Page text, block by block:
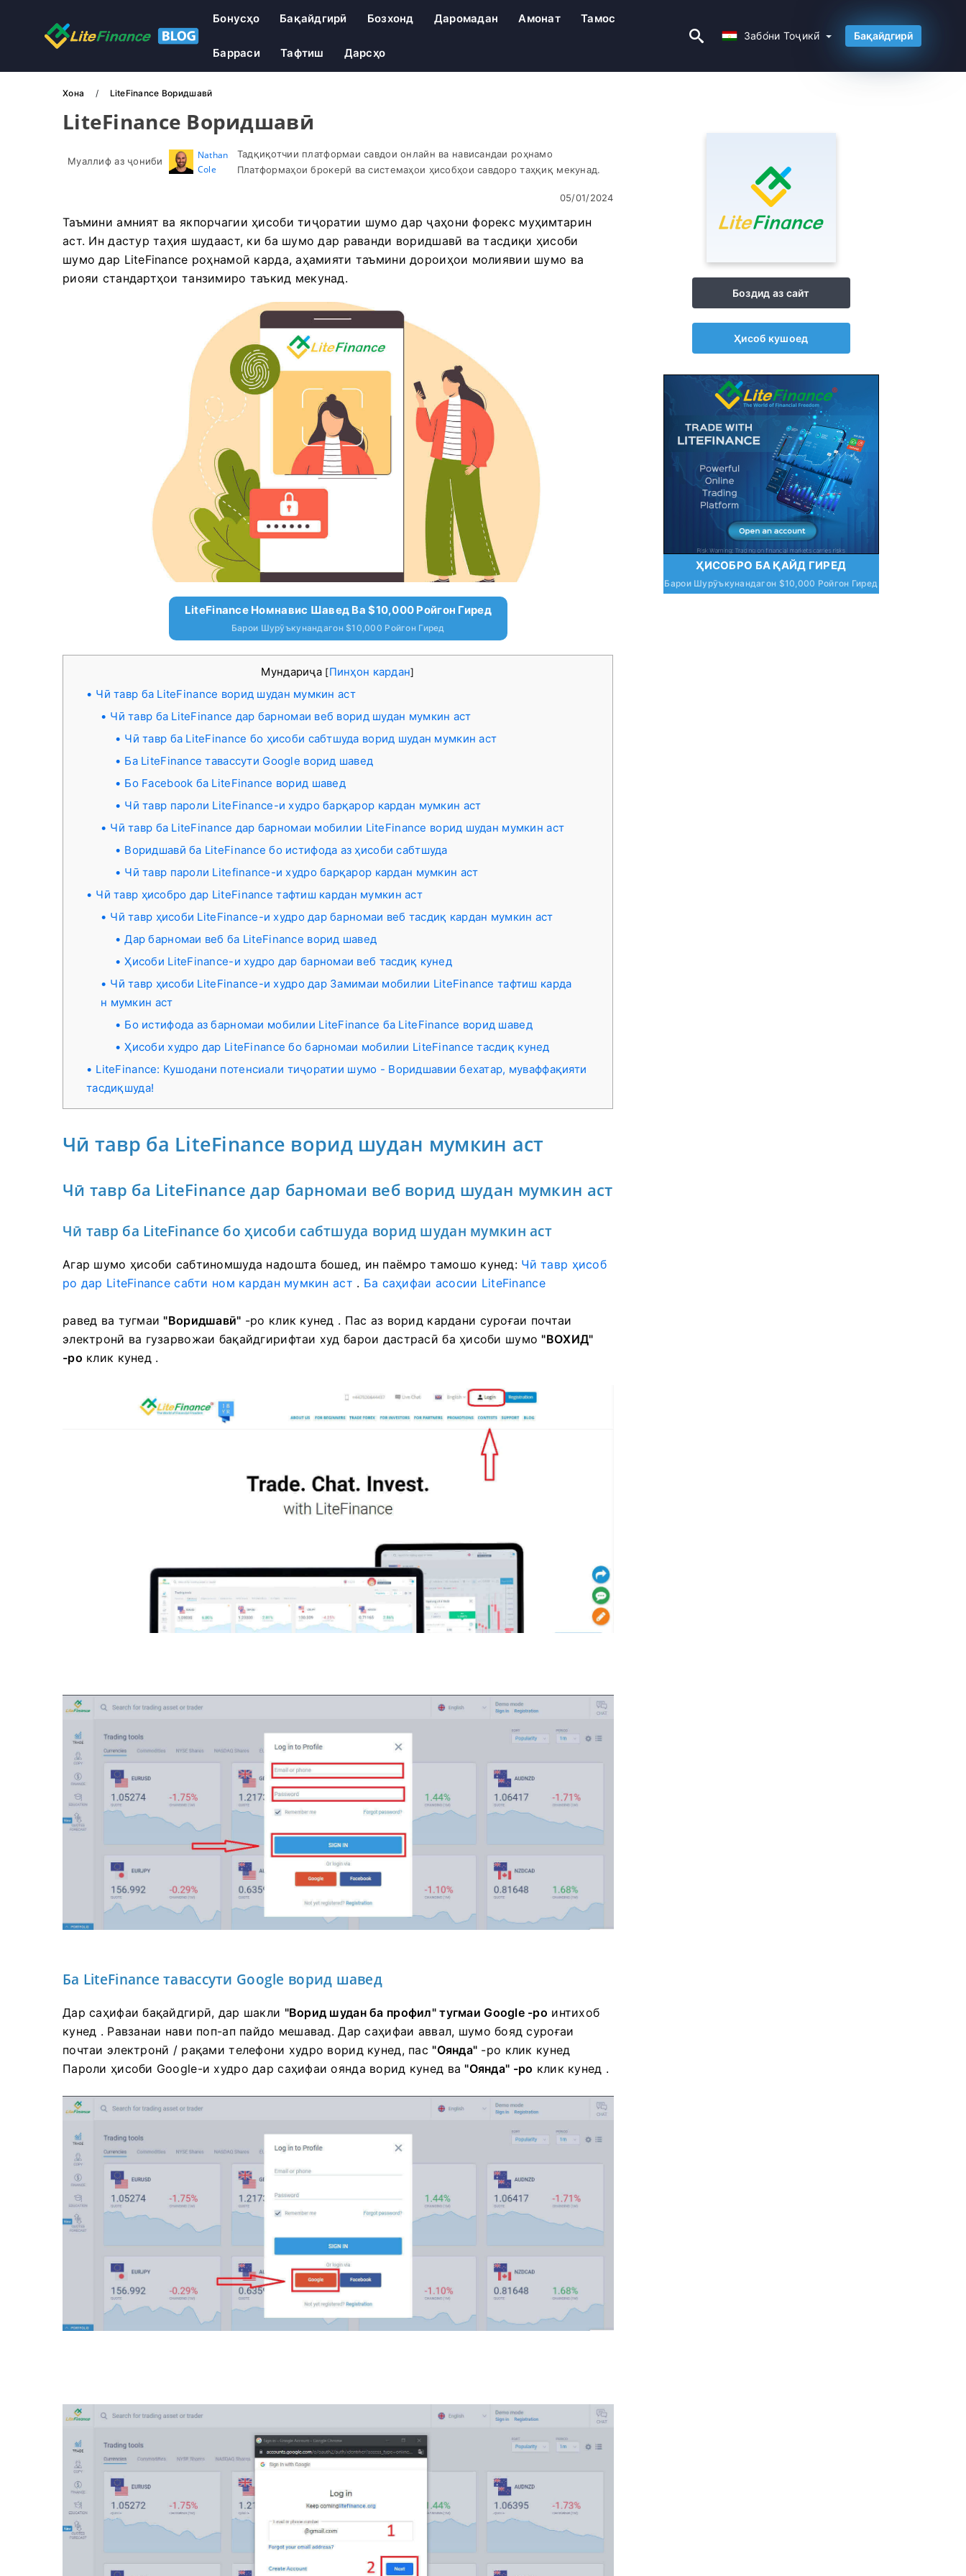
Бонусҳо Бақайдгирӣ Бозхонд Даромадан Амонат Тамос
Барраси Тафтиш Дарсҳо
Забо́ни Тоҷикӣ́ Бақайдгирӣ
Хона LiteFinance Воридшавӣ
LiteFinance Воридшавӣ
Муаллиф аз ҷониби
Nathan
Cole
Тадқиқотчии платформаи савдои онлайн ва нависандаи роҳнамо
Платформаҳои брокерӣ ва системаҳои ҳисобҳои савдоро таҳқиқ мекунад.
05/01/2024
Таъмини амният ва якпорчагии ҳисоби тиҷоратии шумо дар ҷаҳони форекс муҳимтарин
аст. Ин дастур таҳия шудааст, ки ба шумо дар раванди воридшавӣ ва тасдиқи ҳисоби
шумо дар LiteFinance роҳнамоӣ карда, аҳамияти таъмини дороиҳои молиявии шумо ва
риояи стандартҳои танзимиро таъкид мекунад.
LiteFinance Номнавис Шавед Ва $10,000 Ройгон Гиред
Барои Шурӯъкунандагон $10,000 Ройгон Гиред
Мундариҷа [Пинҳон кардан]
Чӣ тавр ба LiteFinance ворид шудан мумкин аст
Чӣ тавр ба LiteFinance дар барномаи веб ворид шудан мумкин аст
Чӣ тавр ба LiteFinance бо ҳисоби сабтшуда ворид шудан мумкин аст
Ба LiteFinance тавассути Google ворид шавед
Бо Facebook ба LiteFinance ворид шавед
Чӣ тавр пароли LiteFinance-и худро барқарор кардан мумкин аст
Чӣ тавр ба LiteFinance дар барномаи мобилии LiteFinance ворид шудан мумкин аст
Воридшавӣ ба LiteFinance бо истифода аз ҳисоби сабтшуда
Чӣ тавр пароли Litefinance-и худро барқарор кардан мумкин аст
Чӣ тавр ҳисобро дар LiteFinance тафтиш кардан мумкин аст
Чӣ тавр ҳисоби LiteFinance-и худро дар барномаи веб тасдиқ кардан мумкин аст
Дар барномаи веб ба LiteFinance ворид шавед
Ҳисоби LiteFinance-и худро дар барномаи веб тасдиқ кунед
Чӣ тавр ҳисоби LiteFinance-и худро дар Замимаи мобилии LiteFinance тафтиш карда
н мумкин аст
Бо истифода аз барномаи мобилии LiteFinance ба LiteFinance ворид шавед
Ҳисоби худро дар LiteFinance бо барномаи мобилии LiteFinance тасдиқ кунед
LiteFinance: Кушодани потенсиали тиҷоратии шумо - Воридшавии бехатар, муваффақияти
тасдиқшуда!
Чӣ тавр ба LiteFinance ворид шудан мумкин аст
Чӣ тавр ба LiteFinance дар барномаи веб ворид шудан мумкин аст
Чӣ тавр ба LiteFinance бо ҳисоби сабтшуда ворид шудан мумкин аст
Агар шумо ҳисоби сабтиномшуда надошта бошед, ин паёмро тамошо кунед: Чӣ тавр ҳисоб
ро дар LiteFinance сабти ном кардан мумкин аст . Ба саҳифаи асосии LiteFinance
равед ва тугмаи "Воридшавӣ" -ро клик кунед . Пас аз ворид кардани суроғаи почтаи
электронӣ ва гузарвожаи бақайдгирифтаи худ барои дастрасӣ ба ҳисоби шумо "ВОХИД"
-ро клик кунед .
Ба LiteFinance тавассути Google ворид шавед
Дар саҳифаи бақайдгирӣ, дар шакли "Ворид шудан ба профил"тугмаи Google -ро интихоб
кунед . Равзанаи нави поп-ап пайдо мешавад.Дар саҳифаи аввал, шумо бояд суроғаи
почтаи электронӣ / рақами телефони худро ворид кунед, пас "Оянда" -ро клик кунед
Пароли ҳисоби Google-и худро дар саҳифаи оянда ворид кунед ва "Оянда" -ро клик кунед .
Боздид аз сайт
Ҳисоб кушоед
ҲИСОБРО БА ҚАЙД ГИРЕД
Барои Шурӯъкунандагон $10,000 Ройгон Гиред